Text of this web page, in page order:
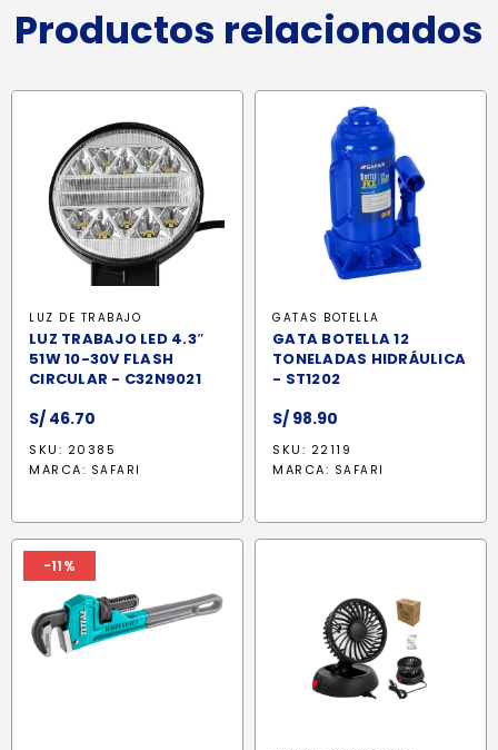
Productos relacionados
LUZ DE TRABAJO
LUZ TRABAJO LED 4.3″
51W 10-30V FLASH
CIRCULAR - C32N9021
S/ 46.70
SKU: 20385
MARCA: SAFARI
GATAS BOTELLA
GATA BOTELLA 12
TONELADAS HIDRÁULICA
- ST1202
S/ 98.90
SKU: 22119
MARCA: SAFARI
-11%